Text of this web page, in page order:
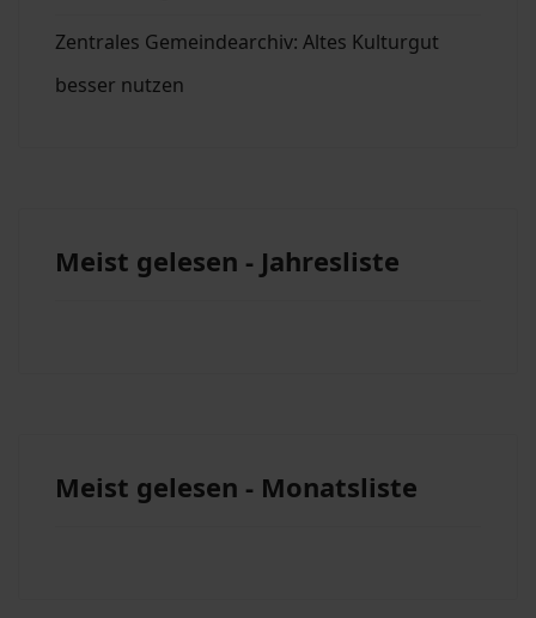
Zentrales Gemeindearchiv: Altes Kulturgut
besser nutzen
Meist gelesen - Jahresliste
Meist gelesen - Monatsliste